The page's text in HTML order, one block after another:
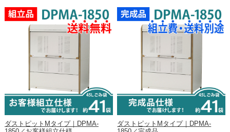
ダストピットMタイプ｜DPMA-
ダストピットMタイプ｜DPMA-